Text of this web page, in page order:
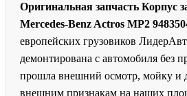
Оригинальная запчасть Корпус
Mercedes-Benz Actros MP2
европейских грузовиков
демонтирована с автомобиля без
прошла внешний осмотр, мойку и
внешним признакам на наших